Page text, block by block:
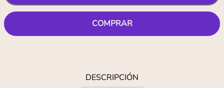
COMPRAR
DESCRIPCIÓN